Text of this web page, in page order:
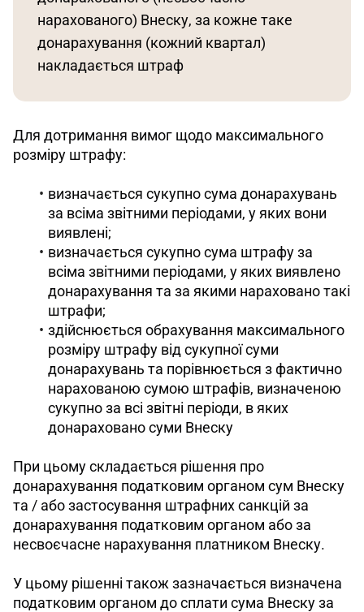
нарахованого) Внеску, за кожне таке
донарахування (кожний квартал)
накладається штраф
Для дотримання вимог щодо максимального
розміру штрафу:
визначається сукупно сума донарахувань
за всіма звітними періодами, у яких вони
виявлені;
визначається сукупно сума штрафу за
всіма звітними періодами, у яких виявлено
донарахування та за якими нараховано такі
штрафи;
здійснюється обрахування максимального
розміру штрафу від сукупної суми
донарахувань та порівнюється з фактично
нарахованою сумою штрафів, визначеною
сукупно за всі звітні періоди, в яких
донараховано суми Внеску
При цьому складається рішення про
донарахування податковим органом сум Внеску
та / або застосування штрафних санкцій за
донарахування податковим органом або за
несвоєчасне нарахування платником Внеску.
У цьому рішенні також зазначається визначена
податковим органом до сплати сума Внеску за